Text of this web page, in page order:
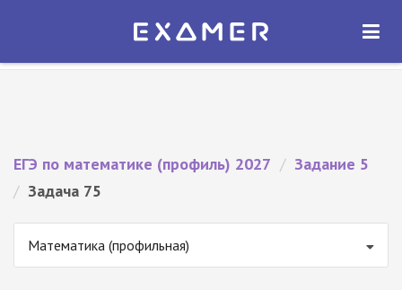
Экзамер — ЕГЭ 2027
ОТКРЫТЬ
ЕГЭ по математике (профиль) 2027 / Задание 5
/ Задача 75
Математика (профильная)